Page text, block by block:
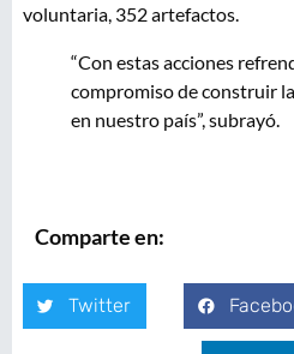
voluntaria, 352 artefactos.
“Con estas acciones
compromiso de construir
en nuestro país”, subrayó.
Comparte en:
Twitter